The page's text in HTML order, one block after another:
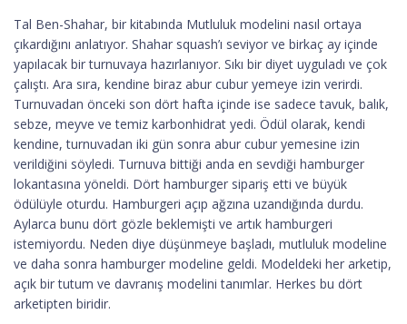
Tal Ben-Shahar, bir kitabında Mutluluk modelini nasıl ortaya
çıkardığını anlatıyor. Shahar squash’ı seviyor ve birkaç ay içinde
yapılacak bir turnuvaya hazırlanıyor. Sıkı bir diyet uyguladı ve çok
çalıştı. Ara sıra, kendine biraz abur cubur yemeye izin verirdi.
Turnuvadan önceki son dört hafta içinde ise sadece tavuk, balık,
sebze, meyve ve temiz karbonhidrat yedi. Ödül olarak, kendi
kendine, turnuvadan iki gün sonra abur cubur yemesine izin
verildiğini söyledi. Turnuva bittiği anda en sevdiği hamburger
lokantasına yöneldi. Dört hamburger sipariş etti ve büyük
ödülüyle oturdu. Hamburgeri açıp ağzına uzandığında durdu.
Aylarca bunu dört gözle beklemişti ve artık hamburgeri
istemiyordu. Neden diye düşünmeye başladı, mutluluk modeline
ve daha sonra hamburger modeline geldi. Modeldeki her arketip,
açık bir tutum ve davranış modelini tanımlar. Herkes bu dört
arketipten biridir.